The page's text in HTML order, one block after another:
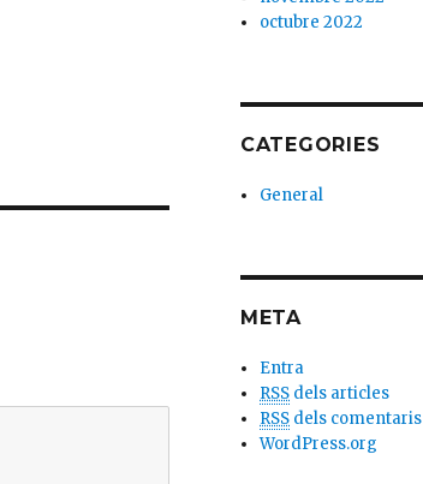
octubre 2022
CATEGORIES
General
META
Entra
RSS dels articles
RSS dels comentaris
WordPress.org